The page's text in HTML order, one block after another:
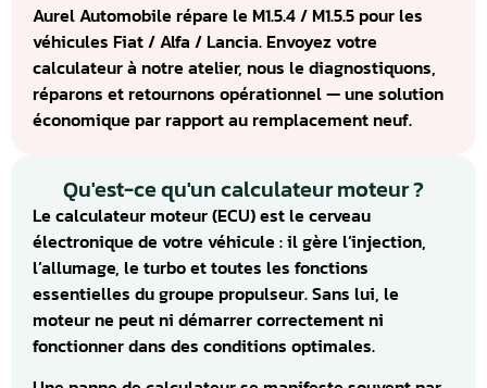
Aurel Automobile répare le M1.5.4 / M1.5.5 pour les
véhicules Fiat / Alfa / Lancia. Envoyez votre
calculateur à notre atelier, nous le diagnostiquons,
réparons et retournons opérationnel — une solution
économique par rapport au remplacement neuf.
Qu'est-ce qu'un calculateur moteur ?
Le calculateur moteur (ECU) est le cerveau
électronique de votre véhicule : il gère l’injection,
l’allumage, le turbo et toutes les fonctions
essentielles du groupe propulseur. Sans lui, le
moteur ne peut ni démarrer correctement ni
fonctionner dans des conditions optimales.